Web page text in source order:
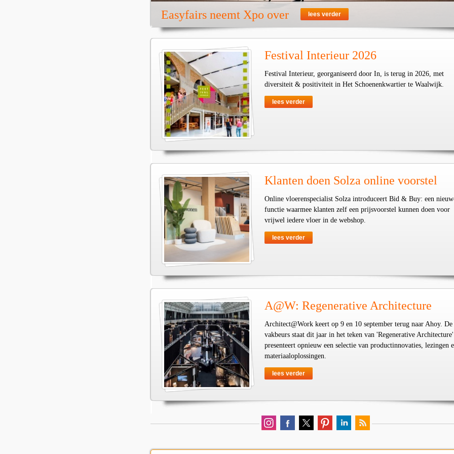
Easyfairs neemt Xpo over lees verder
Festival Interieur 2026
Festival Interieur, georganiseerd door In, is terug in 2026, met
diversiteit & positiviteit in Het Schoenenkwartier te Waalwijk.
lees verder
Klanten doen Solza online voorstel
Online vloerenspecialist Solza introduceert Bid & Buy: een
functie waarmee klanten zelf een prijsvoorstel kunnen doen voor
vrijwel iedere vloer in de webshop.
lees verder
A@W: Regenerative Architecture
Architect@Work keert op 9 en 10 september terug naar Ahoy. De
vakbeurs staat dit jaar in het teken van 'Regenerative
presenteert opnieuw een selectie van productinnovaties, lezingen
materiaaloplossingen.
lees verder